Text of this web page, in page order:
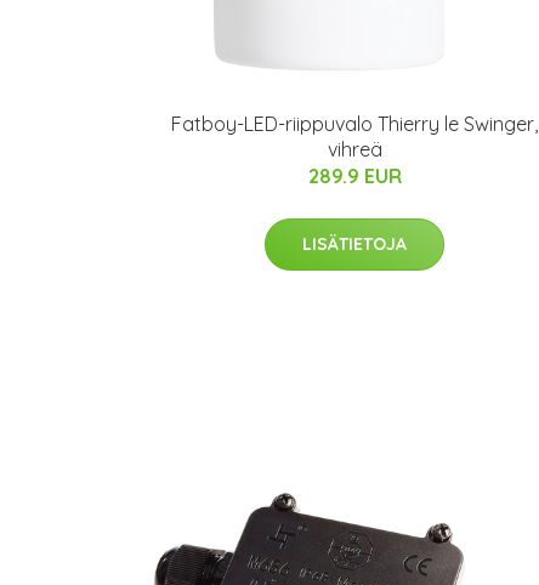
Fatboy-LED-riippuvalo Thierry le Swinger,
vihreä
289.9 EUR
LISÄTIETOJA